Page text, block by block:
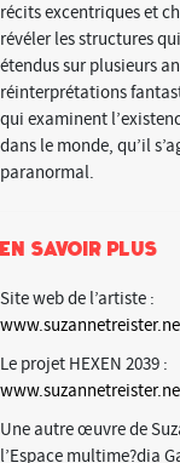
récits excentriques et
révéler les structures
étendus sur plusieurs
réinterprétations
qui examinent
dans le monde, qu’il
paranormal.
En savoir plus
Site web de l’artiste :
Le projet HEXEN 2039 :
Une autre œuvre de
l’Espace multime?dia